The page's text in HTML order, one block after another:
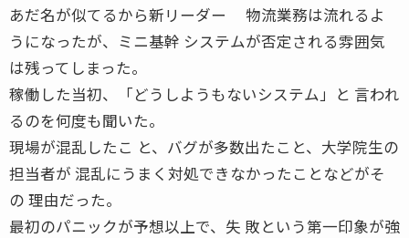
あだ名が似てるから新リーダー 物流業務は流れるよ
うになったが、ミニ基幹 システムが否定される雰囲気
は残ってしまった。
稼働した当初、「どうしようもないシステム」と 言われ
るのを何度も聞いた。
現場が混乱したこ と、バグが多数出たこと、大学院生の
担当者が 混乱にうまく対処できなかったことなどがそ
の 理由だった。
最初のパニックが予想以上で、失 敗という第一印象が強